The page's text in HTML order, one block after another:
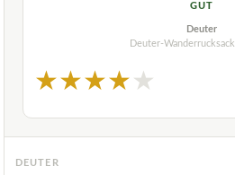
GUT
Deuter
Deuter-Wanderrucksack
★★★★★
DEUTER